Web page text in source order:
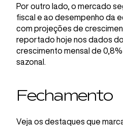
Por outro lado, o mercado
fiscal e ao desempenho da
com projeções de
reportado hoje nos dados
crescimento mensal de
sazonal.
Fechamento
Veja os destaques que